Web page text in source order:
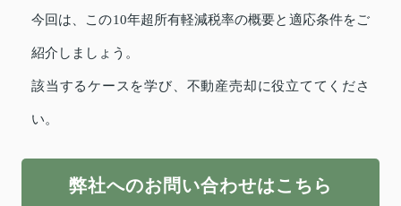
今回は、この10年超所有軽減税率の概要と適応条件をご
紹介しましょう。
該当するケースを学び、不動産売却に役立ててくださ
い。
弊社へのお問い合わせはこちら